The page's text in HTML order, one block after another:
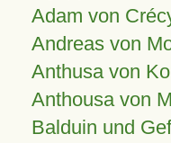
Adam von
Andreas von
Anthusa von
Anthousa von
Balduin und